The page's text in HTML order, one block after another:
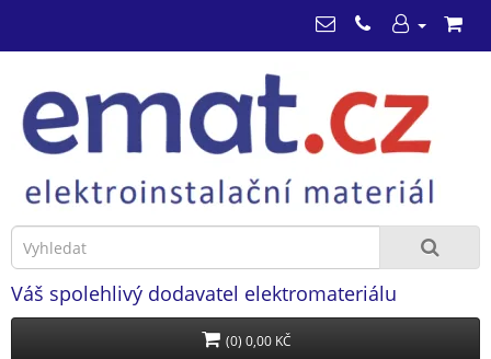
Váš spolehlivý dodavatel elektromateriálu
(0) 0,00 KČ